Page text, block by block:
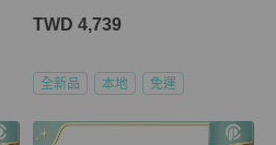
TWD 4,739
全新品 本地 免運